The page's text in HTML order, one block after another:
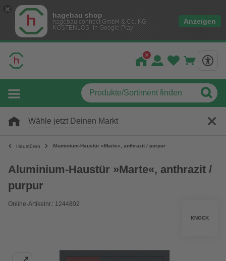
hagebau shop
hagebau connect GmbH & Co. KG
KOSTENLOS- In Google Play
Anzeigen
Wähle jetzt Deinen Markt
Haustüren Aluminium-Haustür »Marte«, anthrazit / purpur
Aluminium-Haustür »Marte«, anthrazit /
purpur
Online-Artikelnr.: 1244802
KNOCK